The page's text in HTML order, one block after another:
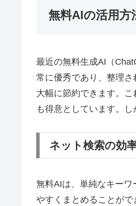
無料AIの活用方
最近の無料生成AI（
常に優秀であり、整理
大幅に節約できます。
も得意としています。
ネット検索の効
無料AIは、単純なキーワ
やすくまとめることが